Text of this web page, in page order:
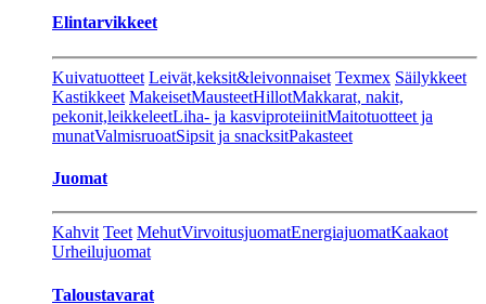
Elintarvikkeet
Kuivatuotteet Leivät,keksit&leivonnaiset Texmex Säilykkeet
Kastikkeet MakeisetMausteetHillotMakkarat, nakit,
pekonit,leikkeleetLiha- ja kasviproteiinitMaitotuotteet ja
munatValmisruoatSipsit ja snacksitPakasteet
Juomat
Kahvit Teet MehutVirvoitusjuomatEnergiajuomatKaakaot
Urheilujuomat
Taloustavarat